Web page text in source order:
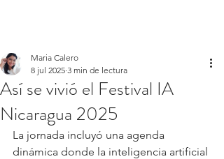
Así se vivió el Festival IA
Nicaragua 2025
Maria Calero
8 jul 2025 3 min de lectura
La jornada incluyó una agenda
dinámica donde la inteligencia artificial